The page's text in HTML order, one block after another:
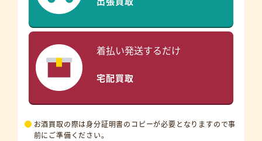
着払い発送するだけ
宅配買取
お酒買取の際は身分証明書のコピーが必要となりますので事
前にご準備ください。